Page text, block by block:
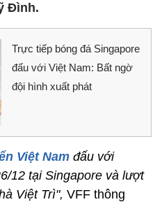
Đình.
Trực tiếp bóng đá Singapore
đấu với Việt Nam: Bất ngờ
đội hình xuất phát
Việt Nam đấu với
12 tại Singapore và lượt
Việt Trì", VFF thông